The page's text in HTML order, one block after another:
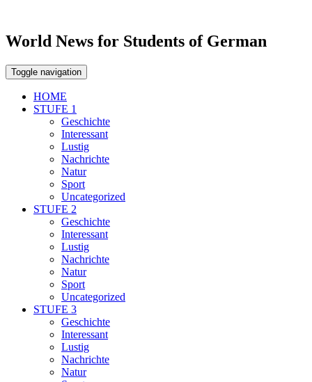
World News for Students of German
Toggle navigation
HOME
STUFE 1
Geschichte
Interessant
Lustig
Nachrichte
Natur
Sport
Uncategorized
STUFE 2
Geschichte
Interessant
Lustig
Nachrichte
Natur
Sport
Uncategorized
STUFE 3
Geschichte
Interessant
Lustig
Nachrichte
Natur